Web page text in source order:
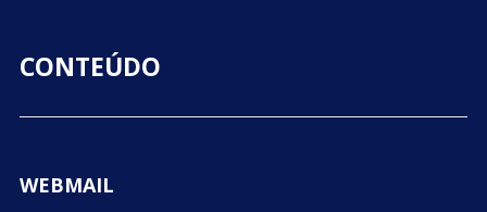
CONTEÚDO
WEBMAIL